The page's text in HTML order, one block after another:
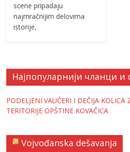
scene pripadaju
najmračnijim delovima
istorije,
Најпопуларнији чланци и
PODELJENI VAUČERI I DEČIJA KOLICA
TERITORIJE OPŠTINE KOVAČICA
Vojvođanska dešavanja